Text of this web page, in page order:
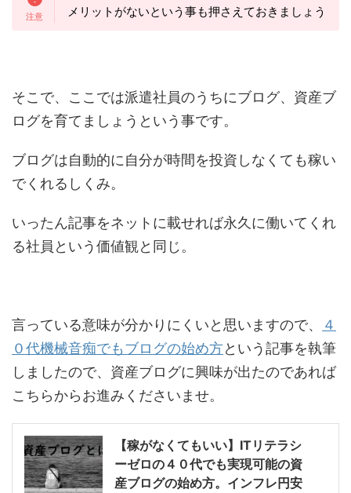
メリットがないという事も押さえておきましょう
そこで、ここでは派遣社員のうちにブログ、資産ブ
ログを育てましょうという事です。
ブログは自動的に自分が時間を投資しなくても稼い
でくれるしくみ。
いったん記事をネットに載せれば永久に働いてくれ
る社員という価値観と同じ。
言っている意味が分かりにくいと思いますので、
４
０代機械音痴でもブログの始め方という記事を執筆
しましたので、資産ブログに興味が出たのであれば
こちらからお進みくださいませ。
【稼がなくてもいい】ITリテラシ
ーゼロの４０代でも実現可能の資
産ブログの始め方。インフレ円安